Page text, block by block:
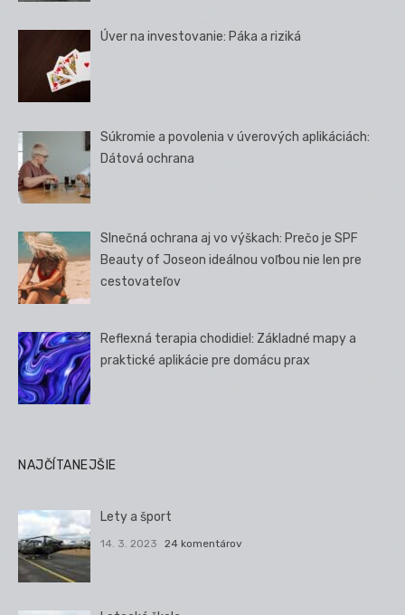
Úver na investovanie: Páka a riziká
Súkromie a povolenia v úverových aplikáciách:
Dátová ochrana
Slnečná ochrana aj vo výškach: Prečo je SPF
Beauty of Joseon ideálnou voľbou nie len pre
cestovateľov
Reflexná terapia chodidiel: Základné mapy a
praktické aplikácie pre domácu prax
NAJČÍTANEJŠIE
Lety a šport
14. 3. 2023 24 komentárov